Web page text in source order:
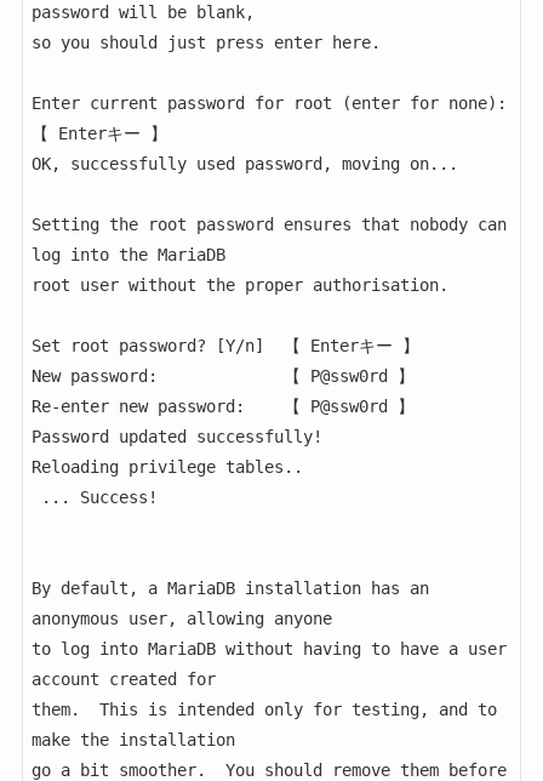
password will be blank,
so you should just press enter here.
Enter current password for root (enter for none):
【 Enterキー 】
OK, successfully used password, moving on...
Setting the root password ensures that nobody can
log into the MariaDB
root user without the proper authorisation.
Set root password? [Y/n]  【 Enterキー 】
New password:             【 P@ssw0rd 】
Re-enter new password:    【 P@ssw0rd 】
Password updated successfully!
Reloading privilege tables..
By default, a MariaDB installation has an
anonymous user, allowing anyone
to log into MariaDB without having to have a user
account created for
them.  This is intended only for testing, and to
make the installation
go a bit smoother.  You should remove them before